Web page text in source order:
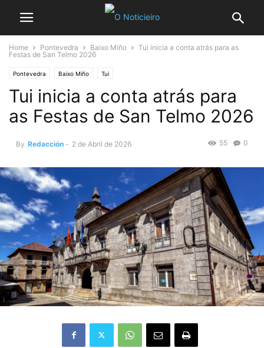
Home Pontevedra Baixo Miño
Tui inicia a conta atrás para as
Festas de San Telmo 2026
Pontevedra Baixo Miño Tui
Tui inicia a conta atrás para
as Festas de San Telmo 2026
By Redacción - 2 de Abril de 2026 0
55